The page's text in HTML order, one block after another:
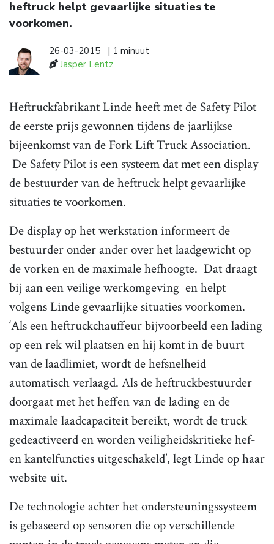
heftruck helpt gevaarlijke situaties te
voorkomen.
26-03-2015
| 1 minuut
Jasper Lentz
Heftruckfabrikant Linde heeft met de Safety Pilot
de eerste prijs gewonnen tijdens de jaarlijkse
bijeenkomst van de Fork Lift Truck Association.
De Safety Pilot is een systeem dat met een display
de bestuurder van de heftruck helpt gevaarlijke
situaties te voorkomen.
De display op het werkstation informeert de
bestuurder onder ander over het laadgewicht op
de vorken en de maximale hefhoogte. Dat draagt
bij aan een veilige werkomgeving en helpt
volgens Linde gevaarlijke situaties voorkomen.
‘Als een heftruckchauffeur bijvoorbeeld een lading
op een rek wil plaatsen en hij komt in de buurt
van de laadlimiet, wordt de hefsnelheid
automatisch verlaagd. Als de heftruckbestuurder
doorgaat met het heffen van de lading en de
maximale laadcapaciteit bereikt, wordt de truck
gedeactiveerd en worden veiligheidskritieke hef-
en kantelfuncties uitgeschakeld’, legt Linde op haar
website uit.
De technologie achter het ondersteuningssysteem
is gebaseerd op sensoren die op verschillende